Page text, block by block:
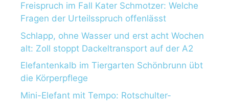
Freispruch im Fall Kater Schmotzer: Welche
Fragen der Urteilsspruch offenlässt
Schlapp, ohne Wasser und erst acht Wochen
alt: Zoll stoppt Dackeltransport auf der A2
Elefantenkalb im Tiergarten Schönbrunn übt
die Körperpflege
Mini-Elefant mit Tempo: Rotschulter-